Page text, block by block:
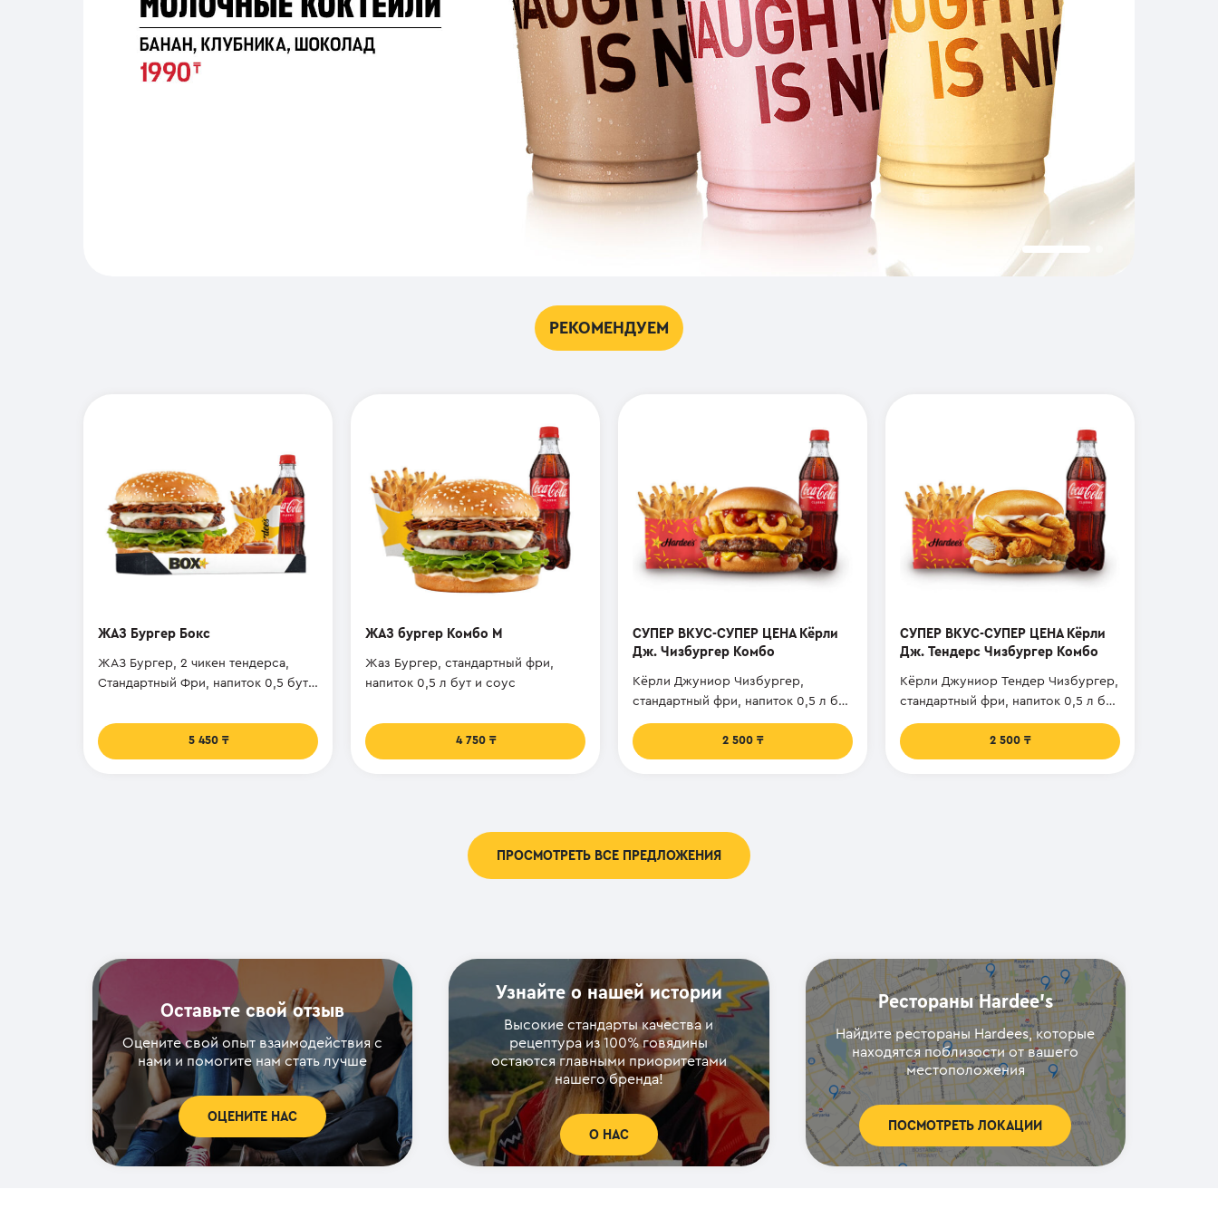
РЕКОМЕНДУЕМ
ЖАЗ Бургер Бокс
ЖАЗ Бургер, 2 чикен тендерса,
Стандартный Фри, напиток 0,5 бут,
5 450
ЖАЗ бургер Комбо M
Жаз Бургер, стандартный фри,
напиток 0,5 л бут и соус
4 750
СУПЕР ВКУС-СУПЕР ЦЕНА Кёрли
Дж. Чизбургер Комбо
Кёрли Джуниор Чизбургер,
стандартный фри, напиток 0,5 л бут
и соус.
2 500
СУПЕР ВКУС-СУПЕР ЦЕНА Кёрли
Дж. Тендерс Чизбургер Комбо
Кёрли Джуниор Тендер Чизбургер,
стандартный фри, напиток 0,5 л бут
и соус.
2 500
ПРОСМОТРЕТЬ ВСЕ ПРЕДЛОЖЕНИЯ
Оставьте свой отзыв
Оцените свой опыт взаимодействия с
нами и помогите нам стать лучше
ОЦЕНИТЕ НАС
Узнайте о нашей истории
Высокие стандарты качества и
рецептура из 100% говядины
остаются главными приоритетами
нашего бренда!
О НАС
Рестораны Hardee's
Найдите рестораны Hardees, которые
находятся поблизости от вашего
местоположения
ПОСМОТРЕТЬ ЛОКАЦИИ